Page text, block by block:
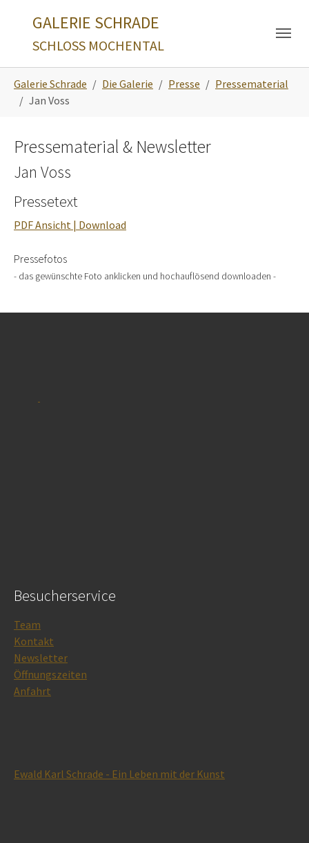
GALERIE SCHRADE
SCHLOSS MOCHENTAL
Galerie Schrade Die Galerie Presse
Pressematerial
Jan Voss
Pressematerial & Newsletter
Jan Voss
Pressetext
PDF Ansicht | Download
Pressefotos
- das gewünschte Foto anklicken und hochauflösend downloaden -
Besucherservice
Team
Kontakt
Newsletter
Öffnungszeiten
Anfahrt
Ewald Karl Schrade - Ein Leben mit der Kunst